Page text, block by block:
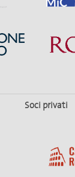
Soci privati